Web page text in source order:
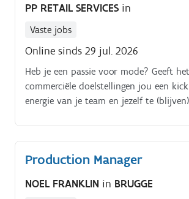
PP RETAIL SERVICES in
Vaste jobs
Online sinds 29 jul. 2026
Heb je een passie voor mode? Geeft
commerciële doelstellingen jou een
energie van je team en jezelf te
SUPER-talent in onze winkel te Olen!
Production Manager
NOEL FRANKLIN in BRUGGE